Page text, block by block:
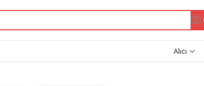
Alıcı